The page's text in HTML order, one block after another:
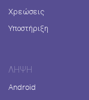
Χρεώσεις
Υποστήριξη
ΛΉΨΗ
Android